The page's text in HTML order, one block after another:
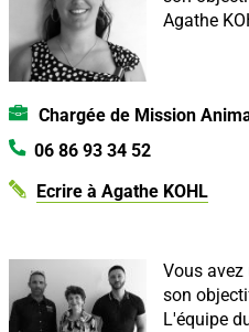
Agathe
Chargée de Mission
06 86 93 34 52
Ecrire à Agathe KOHL
Vous
son
L'équipe